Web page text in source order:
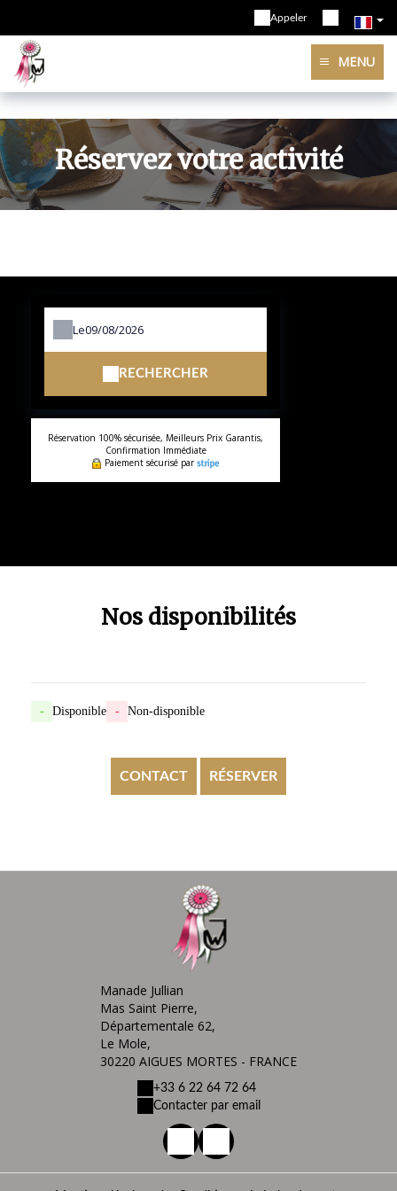
Appeler
MENU
Réservez votre activité
Le
RECHERCHER
Réservation 100% sécurisée, Meilleurs Prix Garantis,
Confirmation Immédiate
Paiement sécurisé par
Nos disponibilités
- Disponible - Non-disponible
CONTACT RÉSERVER
Manade Jullian
Mas Saint Pierre,
Départementale 62,
Le Mole,
30220 AIGUES MORTES - FRANCE
+33 6 22 64 72 64
Contacter par email